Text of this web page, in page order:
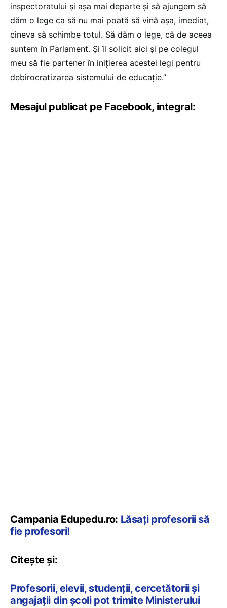
inspectoratului și așa mai departe și să ajungem să
dăm o lege ca să nu mai poată să vină așa, imediat,
cineva să schimbe totul. Să dăm o lege, că de aceea
suntem în Parlament. Și îl solicit aici și pe colegul
meu să fie partener în inițierea acestei legi pentru
debirocratizarea sistemului de educație.”
Mesajul publicat pe Facebook, integral:
Campania Edupedu.ro: Lăsați profesorii să
fie profesori!
Citește și:
Profesorii, elevii, studenții, cercetătorii și
angajații din școli pot trimite Ministerului